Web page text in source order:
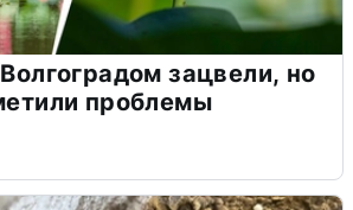
зацвели, но
проблемы